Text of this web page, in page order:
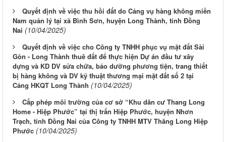
Quyết định về việc thu hồi đất do Cảng vụ hàng không miền
Nam quản lý tại xã Bình Sơn, huyện Long Thành, tỉnh Đồng
Nai (10/04/2025)
Quyết định về việc cho Công ty TNHH phục vụ mặt đất Sài
Gòn - Long Thành thuê đất để thực hiện Dự án đầu tư xây
dựng và KD DV sửa chữa, bảo dưỡng phương tiện, trang thiết
bị hàng không và DV kỹ thuật thương mại mặt đất số 2 tại
Cảng HKQT Long Thành (10/04/2025)
Cấp phép môi trường của cơ sở “Khu dân cư Thang Long
Home - Hiệp Phước” tại thị trấn Hiệp Phước, huyện Nhơn
Trạch, tỉnh Đồng Nai của Công ty TNHH MTV Thăng Long Hiệp
Phước (10/04/2025)